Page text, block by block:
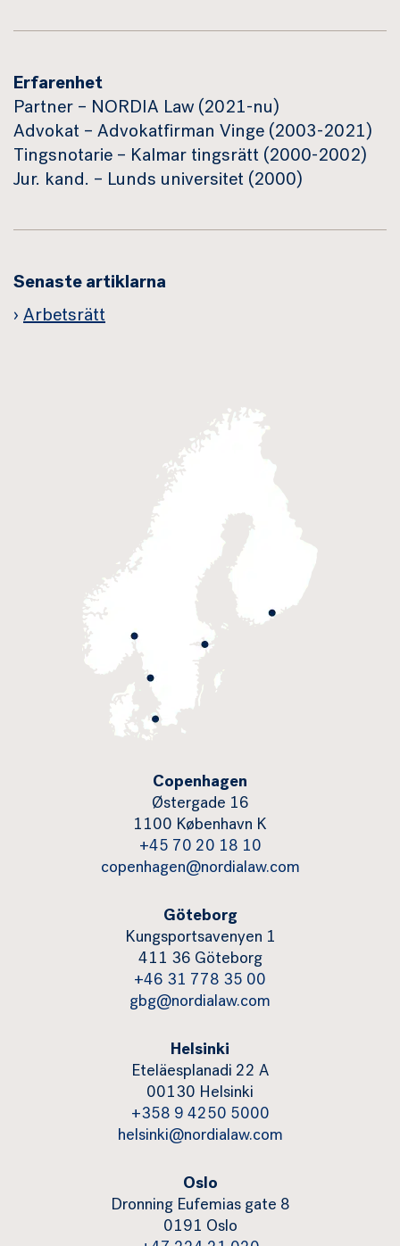
Erfarenhet
Partner – NORDIA Law (2021-nu)
Advokat – Advokatfirman Vinge (2003-2021)
Tingsnotarie – Kalmar tingsrätt (2000-2002)
Jur. kand. – Lunds universitet (2000)
Senaste artiklarna
Arbetsrätt
Copenhagen
Østergade 16
1100 København K
+45 70 20 18 10
copenhagen@nordialaw.com
Göteborg
Kungsportsavenyen 1
411 36 Göteborg
+46 31 778 35 00
gbg@nordialaw.com
Helsinki
Eteläesplanadi 22 A
00130 Helsinki
+358 9 4250 5000
helsinki@nordialaw.com
Oslo
Dronning Eufemias gate 8
0191 Oslo